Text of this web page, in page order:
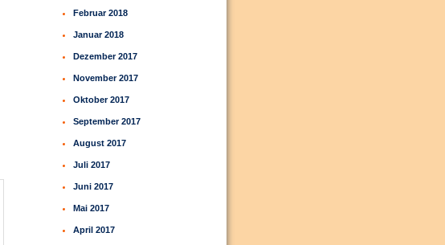
Februar 2018
Januar 2018
Dezember 2017
November 2017
Oktober 2017
September 2017
August 2017
Juli 2017
Juni 2017
Mai 2017
April 2017